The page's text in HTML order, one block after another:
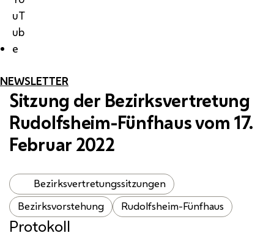
uT
ub
e
NEWSLETTER
Sitzung der Bezirksvertretung
Rudolfsheim-Fünfhaus vom 17.
Februar 2022
Bezirksvertretungssitzungen
Bezirksvorstehung
Rudolfsheim-Fünfhaus
Protokoll